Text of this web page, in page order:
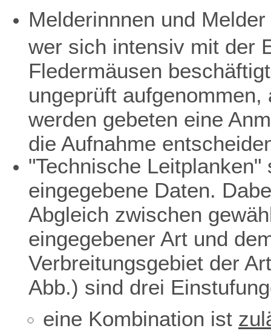
Melderinnnen und
wer sich intensiv mit der
Fledermäusen
ungeprüft
werden gebeten eine
die Aufnahme
"Technische
eingegebene Daten.
Abgleich zwischen
eingegebener Art und
Verbreitungsgebiet der
Abb.) sind drei
eine Kombination ist